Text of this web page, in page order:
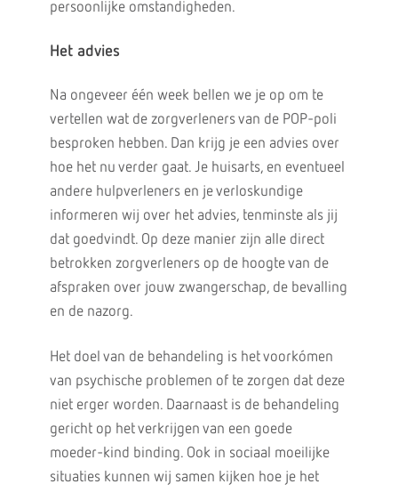
persoonlijke omstandigheden.
Het advies
Na ongeveer één week bellen we je op om te
vertellen wat de zorgverleners van de POP-poli
besproken hebben. Dan krijg je een advies over
hoe het nu verder gaat. Je huisarts, en eventueel
andere hulpverleners en je verloskundige
informeren wij over het advies, tenminste als jij
dat goedvindt. Op deze manier zijn alle direct
betrokken zorgverleners op de hoogte van de
afspraken over jouw zwangerschap, de bevalling
en de nazorg.
Het doel van de behandeling is het voorkómen
van psychische problemen of te zorgen dat deze
niet erger worden. Daarnaast is de behandeling
gericht op het verkrijgen van een goede
moeder-kind binding. Ook in sociaal moeilijke
situaties kunnen wij samen kijken hoe je het